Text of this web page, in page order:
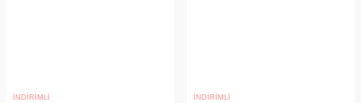
İNDİRİMLİ İNDİRİMLİ